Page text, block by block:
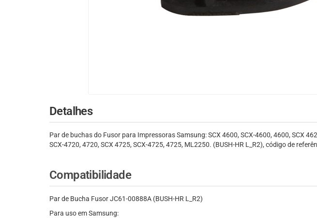
Detalhes
Par de buchas do Fusor para Impressoras Samsung: SCX 4600, SCX-4600, 4600, SCX
SCX-4720, 4720, SCX 4725, SCX-4725, 4725, ML2250. (BUSH-HR L_R2), código de
Compatibilidade
Par de Bucha Fusor JC61-00888A (BUSH-HR L_R2)
Para uso em Samsung: